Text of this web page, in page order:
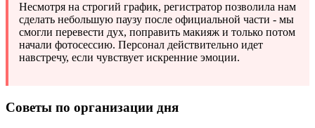
Несмотря на строгий график, регистратор позволила нам
сделать небольшую паузу после официальной части - мы
смогли перевести дух, поправить макияж и только потом
начали фотосессию. Персонал действительно идет
навстречу, если чувствует искренние эмоции.
Советы по организации дня